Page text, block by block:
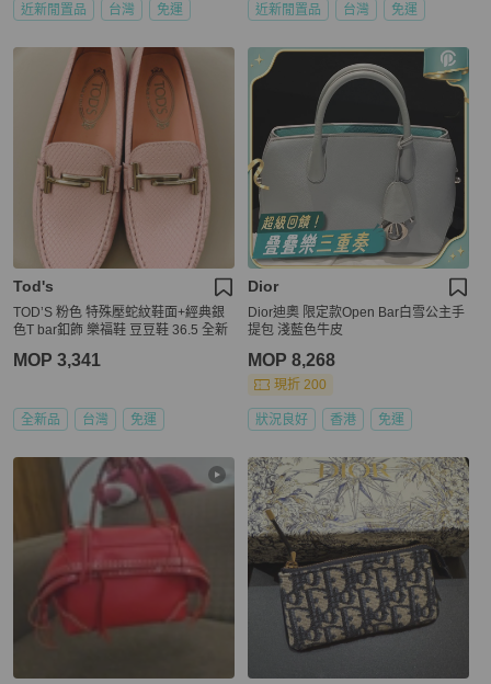
近新閒置品 台灣 免運 近新閒置品 台灣 免運
Tod's
TOD’S 粉色 特殊壓蛇紋鞋面+經典銀
色T bar釦飾 樂福鞋 豆豆鞋 36.5 全新
MOP 3,341
全新品 台灣 免運
Dior
Dior迪奧 限定款Open Bar白雪公主手
提包 淺藍色牛皮
MOP 8,268
現折 200
狀況良好 香港 免運